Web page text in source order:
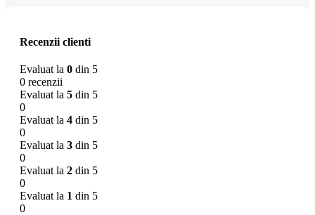
Recenzii clienti
Evaluat la 0 din 5
0 recenzii
Evaluat la 5 din 5
0
Evaluat la 4 din 5
0
Evaluat la 3 din 5
0
Evaluat la 2 din 5
0
Evaluat la 1 din 5
0